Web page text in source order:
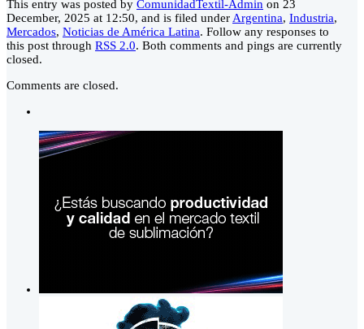
This entry was posted by ComunidadTextil-Admin on 23
December, 2025 at 12:50, and is filed under Argentina, Industria,
Mercados, Noticias de América Latina. Follow any responses to
this post through RSS 2.0. Both comments and pings are currently
closed.
Comments are closed.